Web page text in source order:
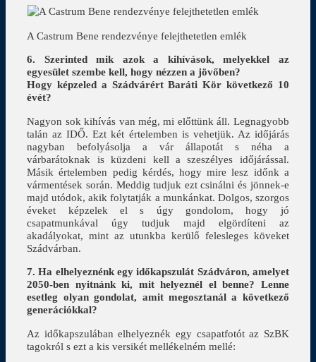
A Castrum Bene rendezvénye felejthetetlen emlék
6. Szerinted mik azok a kihívások, melyekkel az
egyesület szembe kell, hogy nézzen a jövőben?
Hogy képzeled a Szádvárért Baráti Kör következő 10
évét?
Nagyon sok kihívás van még, mi előttünk áll. Legnagyobb
talán az IDŐ. Ezt két értelemben is vehetjük. Az időjárás
nagyban befolyásolja a vár állapotát s néha a
várbarátoknak is küzdeni kell a szeszélyes időjárással.
Másik értelemben pedig kérdés, hogy mire lesz időnk a
vármentések során. Meddig tudjuk ezt csinálni és jönnek-e
majd utódok, akik folytatják a munkánkat. Dolgos, szorgos
éveket képzelek el s úgy gondolom, hogy jó
csapatmunkával úgy tudjuk majd elgördíteni az
akadályokat, mint az utunkba kerülő felesleges köveket
Szádvárban.
7. Ha elhelyeznénk egy időkapszulát Szádváron, amelyet
2050-ben nyitnánk ki, mit helyeznél el benne? Lenne
esetleg olyan gondolat, amit megosztanál a következő
generációkkal?
Az időkapszulában elhelyeznék egy csapatfotót az SzBK
tagokról s ezt a kis versikét mellékelném mellé: